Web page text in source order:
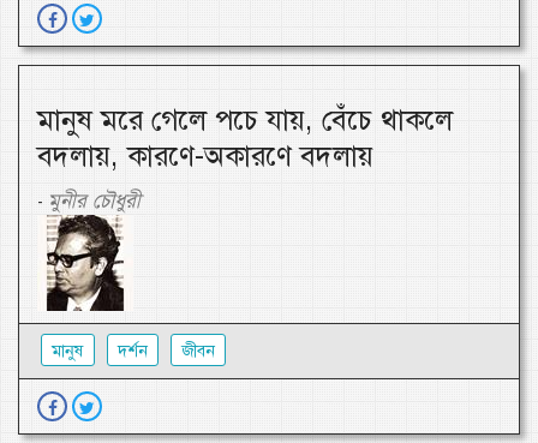
মানুষ মরে গেলে পচে যায়, বেঁচে থাকলে
বদলায়, কারণে-অকারণে বদলায়
- মুনীর চৌধুরী
মানুষ দর্শন জীবন